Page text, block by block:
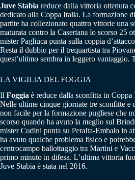
Juve Stabia reduce dalla vittoria ottenuta
dedicato alla Coppa Italia. La formazione
partite ha collezionato quattro vittorie una
maturata contro la Casertana lo scorso 25
mister Pagliuca punta sulla coppia
Resta il dubbio per il trequartista tra
quest’ultimo sembra in leggero vantaggio.
LA VIGILIA DEL FOGGIA
Il Foggia è reduce dalla sconfitta in
Nelle ultime cinque giornate tre sconfitte e
non facile per la formazione pugliese che
scorso quando ha avuto la meglio sul
mister Cudini punta su Peralta-Embalo in
ha avuto qualche problema fisico e
centrocampo ballottaggio tra Martini e
primo minuto in difesa. L’ultima vittoria
Juve Stabia è stata nel 2016.